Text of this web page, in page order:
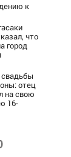
к
Россия,
операции
от
Коца
что
город
отец
на свою
16-